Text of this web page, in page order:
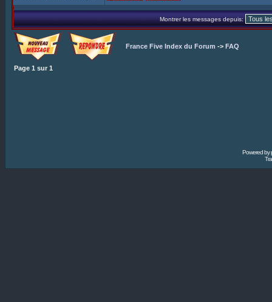
Montrer les messages depuis:
France Five Index du Forum -> FAQ
Page 1 sur 1
Powered by